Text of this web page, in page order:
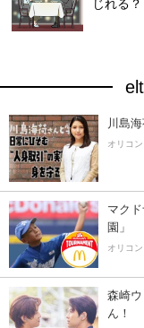
じれる？
川島
オリコ
マク
園」
オリコ
森崎ウ
ん！